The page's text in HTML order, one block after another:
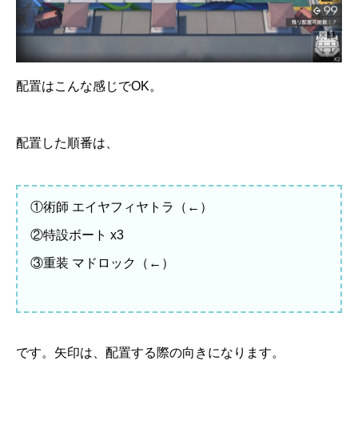
配置はこんな感じでOK。
配置した順番は、
①術師 エイヤフィヤトラ（←）
②特設ボート x3
③重装 マドロック（←）
です。矢印は、配置する際の向きになります。